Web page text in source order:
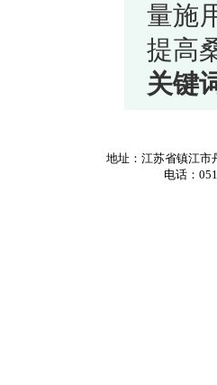
量施
提高
关键
地址：江苏省镇江市
电话：